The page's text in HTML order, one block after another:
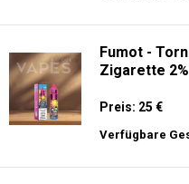
Fumot -
Zigarette
Preis: 25 €
Verfügbare